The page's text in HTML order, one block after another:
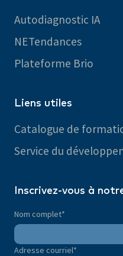
Autodiagnostic IA
NETendances
Plateforme Brio
Inscrivez-vous à
Nom complet*
Adresse courriel*
Liens utiles
Catalogue de
Service du